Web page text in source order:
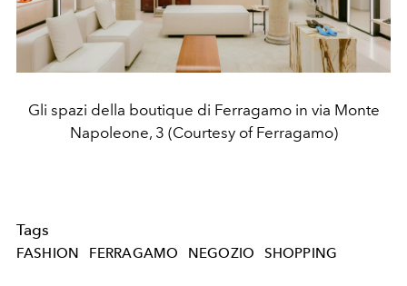
Gli spazi della boutique di Ferragamo in via Monte
Napoleone, 3 (Courtesy of Ferragamo)
Tags
FASHION FERRAGAMO NEGOZIO SHOPPING